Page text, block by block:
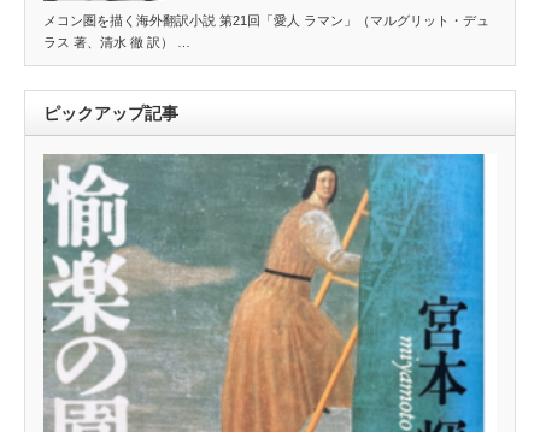
メコン圏を描く海外翻訳小説 第21回「愛人 ラマン」（マルグリット・デュ
ラス 著、清水 徹 訳） …
ピックアップ記事